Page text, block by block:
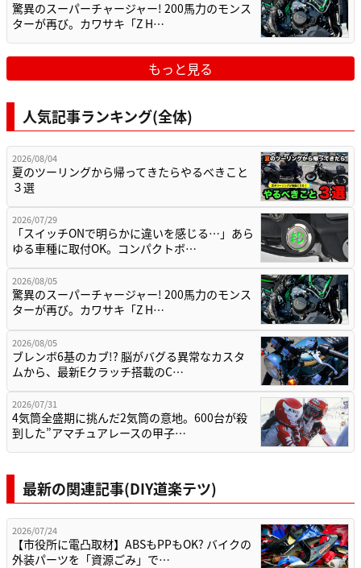
驚異のスーパーチャージャー! 200馬力のモンス
ターが再び。カワサキ「Z H…
もっと見る
人気記事ランキング(全体)
2026/08/04
夏のツーリングから帰ってきたらやるべきこと
３選
2026/07/29
「スイッチONで明らかに違いを感じる…」あら
ゆる車種に取付OK。コンパクトボ…
2026/08/05
驚異のスーパーチャージャー! 200馬力のモンス
ターが再び。カワサキ「Z H…
2026/08/05
ブレンボ6基のカブ!? 脳がバグる異常なカスタ
ムから、最新Eクラッチ搭載のC…
2026/07/31
4気筒全盛期に挑んだ2気筒の意地。600台が殺
到した”アマチュアレースの甲子…
最新の関連記事(DIY道楽テツ)
2026/07/24
【市役所に電凸取材】ABSもPPもOK? バイクの
外装パーツを「資源ごみ」で…